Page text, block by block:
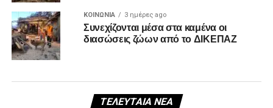
ΚΟΙΝΩΝΊΑ 3 ημέρες ago
Συνεχίζονται μέσα στα καμένα οι
διασώσεις ζώων από το ΔΙΚΕΠΑΖ
ΤΕΛΕΥΤΑΊΑ ΝΈΑ